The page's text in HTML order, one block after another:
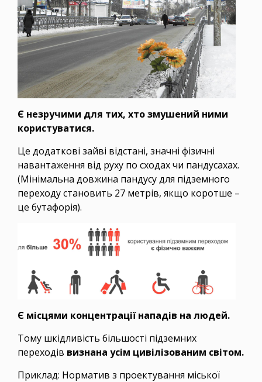
Є незручими для тих, хто змушений ними
користуватися.
Це додаткові зайві відстані, значні фізичні
навантаження від руху по сходах чи пандусахах.
(Мінімальна довжина пандусу для підземного
переходу становить 27 метрів, якщо коротше –
це бутафорія).
Є місцями концентрації нападів на людей.
Тому шкідливість більшості підземних
переходів визнана усім цивілізованим світом.
Приклад: Норматив з проектування міської